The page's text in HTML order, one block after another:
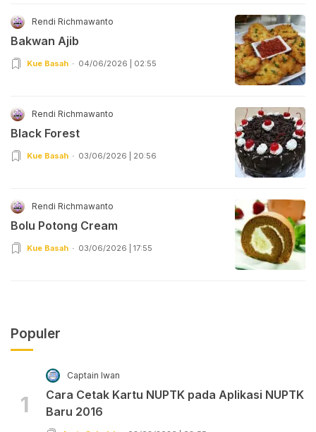
Rendi Richmawanto
Bakwan Ajib
Kue Basah 04/06/2026 | 02:55
Rendi Richmawanto
Black Forest
Kue Basah 03/06/2026 | 20:56
Rendi Richmawanto
Bolu Potong Cream
Kue Basah 03/06/2026 | 17:55
Populer
1
Captain Iwan
Cara Cetak Kartu NUPTK pada Aplikasi NUPTK
Baru 2016